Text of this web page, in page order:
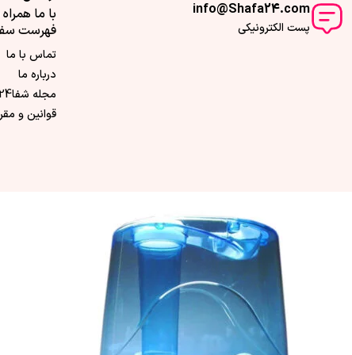
جدول مشخصات دستگاه بخور سرد بایوتک مدل HYB-21
info@Shafa24.com
پست الکترونیکی
با ما
فهرست
تماس با ما
درباره ما
مجله شفا24
قوانین و